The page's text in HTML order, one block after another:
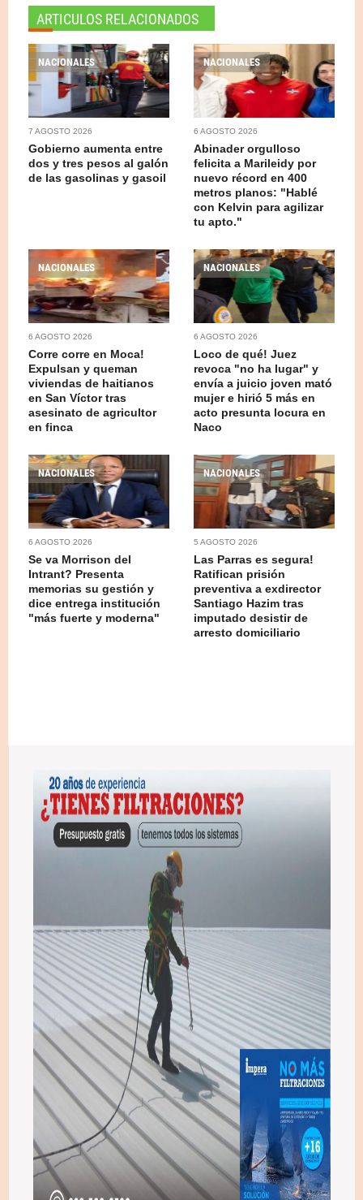
ARTICULOS RELACIONADOS
NACIONALES
7 AGOSTO 2026
Gobierno aumenta entre
dos y tres pesos al galón
de las gasolinas y gasoil
NACIONALES
6 AGOSTO 2026
Abinader orgulloso
felicita a Marileidy por
nuevo récord en 400
metros planos: "Hablé
con Kelvin para agilizar
tu apto."
NACIONALES
6 AGOSTO 2026
Corre corre en Moca!
Expulsan y queman
viviendas de haitianos
en San Víctor tras
asesinato de agricultor
en finca
NACIONALES
6 AGOSTO 2026
Loco de qué! Juez
revoca "no ha lugar" y
envía a juicio joven mató
mujer e hirió 5 más en
acto presunta locura en
Naco
NACIONALES
6 AGOSTO 2026
Se va Morrison del
Intrant? Presenta
memorias su gestión y
dice entrega institución
"más fuerte y moderna"
NACIONALES
5 AGOSTO 2026
Las Parras es segura!
Ratifican prisión
preventiva a exdirector
Santiago Hazim tras
imputado desistir de
arresto domiciliario